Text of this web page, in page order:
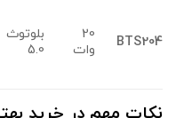
BTS204
20
وات
بلوتوث
5.0